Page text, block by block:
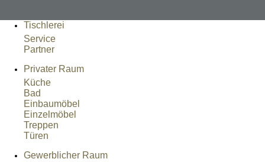
Tischlerei
Service
Partner
Privater Raum
Küche
Bad
Einbaumöbel
Einzelmöbel
Treppen
Türen
Gewerblicher Raum